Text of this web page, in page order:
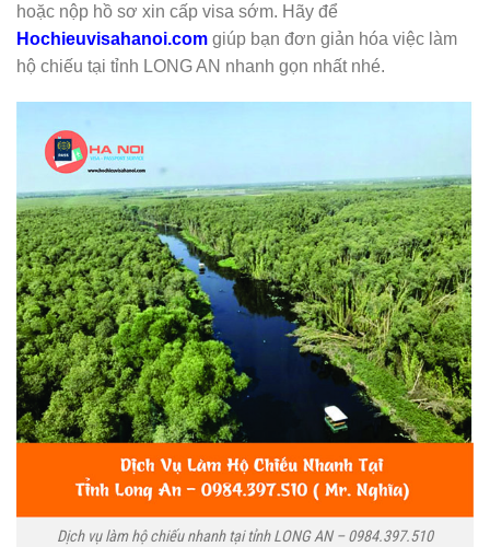
hoặc nộp hồ sơ xin cấp visa sớm. Hãy để
Hochieuvisahanoi.com giúp bạn đơn giản hóa việc làm
hộ chiếu tại tỉnh LONG AN nhanh gọn nhất nhé.
Dịch vụ làm hộ chiếu nhanh tại tỉnh LONG AN – 0984.397.510